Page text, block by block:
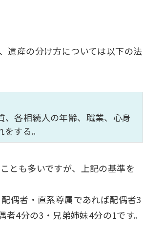
遺産の分け方については以下の法
各相続人の年齢、職業、心身
する。
とも多いですが、上記の基準を
偶者・直系尊属であれば配偶者3
4分の3・兄弟姉妹4分の1です。